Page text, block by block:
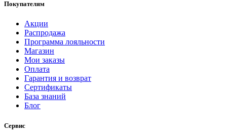
Покупателям
Акции
Распродажа
Программа лояльности
Магазин
Мои заказы
Оплата
Гарантия и возврат
Сертификаты
База знаний
Блог
Сервис